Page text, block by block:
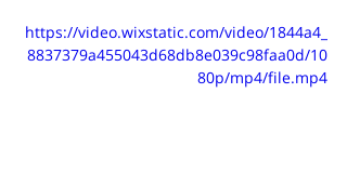
https://video.wixstatic.com/video/1844a4_
8837379a455043d68db8e039c98faa0d/10
80p/mp4/file.mp4